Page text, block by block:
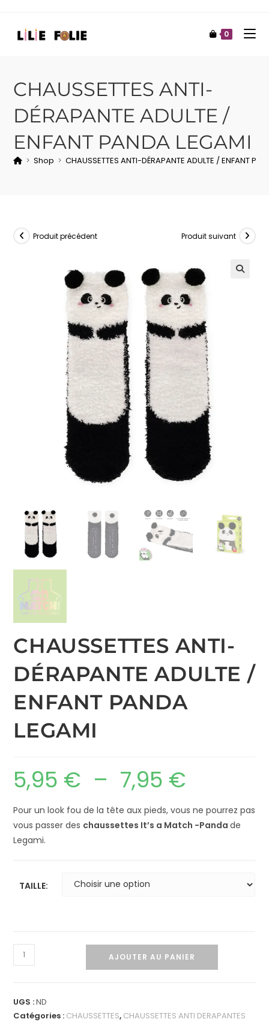
0
CHAUSSETTES ANTI-
DÉRAPANTE ADULTE /
ENFANT PANDA LEGAMI
> Shop > CHAUSSETTES ANTI-DÉRAPANTE ADULTE / ENFANT
Produit précédent Produit suivant
CHAUSSETTES ANTI-
DÉRAPANTE ADULTE /
ENFANT PANDA
LEGAMI
5,95 € – 7,95 €
Pour un look fou de la tête aux pieds, vous ne pourrez pas
vous passer des chaussettes It’s a Match -Pandade
Legami.
TAILLE:
AJOUTER AU PANIER
UGS :ND
Catégories : CHAUSSETTES, CHAUSSETTES ANTI DERAPANTES